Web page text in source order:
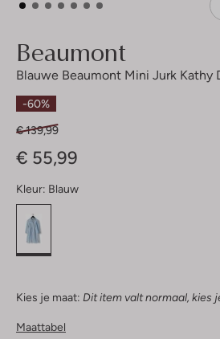
Beaumont
Blauwe Beaumont Mini Jurk Kathy
-60%
€ 139,99
€ 55,99
Kleur: Blauw
Kies je maat: Dit item valt normaal, kies
Maattabel